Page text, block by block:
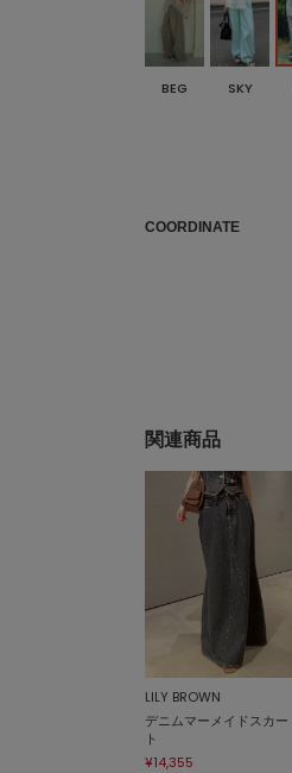
BEG SKY
COORDINATE
関連商品
LILY BROWN
デニムマーメイドスカー
ト
¥14,355